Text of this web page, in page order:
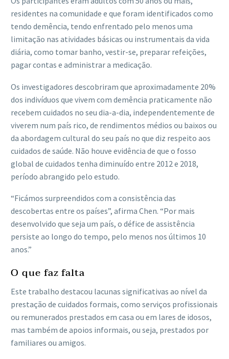
residentes na comunidade e que foram identificados como
tendo demência, tendo enfrentado pelo menos uma
limitação nas atividades básicas ou instrumentais da vida
diária, como tomar banho, vestir-se, preparar refeições,
pagar contas e administrar a medicação.
Os investigadores descobriram que aproximadamente 20%
dos indivíduos que vivem com demência praticamente não
recebem cuidados no seu dia-a-dia, independentemente de
viverem num país rico, de rendimentos médios ou baixos ou
da abordagem cultural do seu país no que diz respeito aos
cuidados de saúde. Não houve evidência de que o fosso
global de cuidados tenha diminuído entre 2012 e 2018,
período abrangido pelo estudo.
“Ficámos surpreendidos com a consistência das
descobertas entre os países”, afirma Chen. “Por mais
desenvolvido que seja um país, o défice de assistência
persiste ao longo do tempo, pelo menos nos últimos 10
anos.”
O que faz falta
Este trabalho destacou lacunas significativas ao nível da
prestação de cuidados formais, como serviços profissionais
ou remunerados prestados em casa ou em lares de idosos,
mas também de apoios informais, ou seja, prestados por
familiares ou amigos.